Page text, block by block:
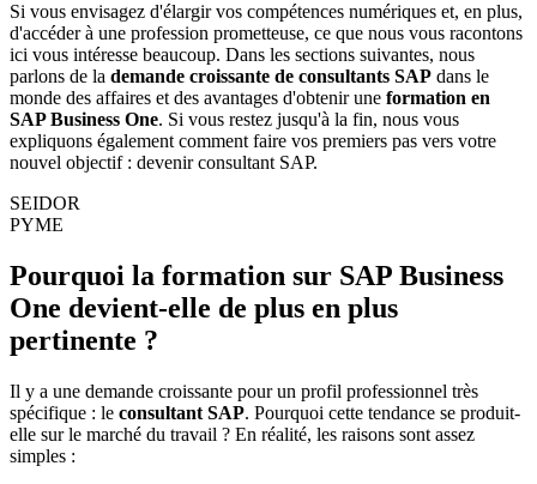
Si vous envisagez d'élargir vos compétences numériques et, en plus,
d'accéder à une profession prometteuse, ce que nous vous racontons
ici vous intéresse beaucoup. Dans les sections suivantes, nous
parlons de la demande croissante de consultants SAP dans le
monde des affaires et des avantages d'obtenir une formation en
SAP Business One. Si vous restez jusqu'à la fin, nous vous
expliquons également comment faire vos premiers pas vers votre
nouvel objectif : devenir consultant SAP.
SEIDOR
PYME
Pourquoi la formation sur SAP Business
One devient-elle de plus en plus
pertinente ?
Il y a une demande croissante pour un profil professionnel très
spécifique : le consultant SAP. Pourquoi cette tendance se produit-
elle sur le marché du travail ? En réalité, les raisons sont assez
simples :